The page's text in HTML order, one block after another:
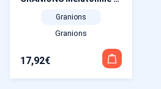
Granions
Granions
17,92€